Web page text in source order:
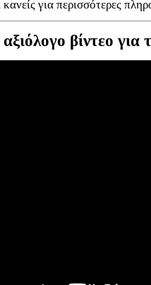
για περισσότερες
βίντεο για